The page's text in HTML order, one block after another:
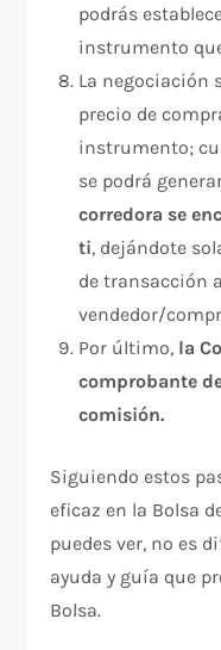
podrás
instrumento
La negociación
precio de
instrumento;
se podrá
corredora se
ti, dejándote
de transacción
vendedor/
Por último, la
comprobante
comisión.
Siguiendo estos
eficaz en la Bolsa
puedes ver, no es
ayuda y guía que
Bolsa.